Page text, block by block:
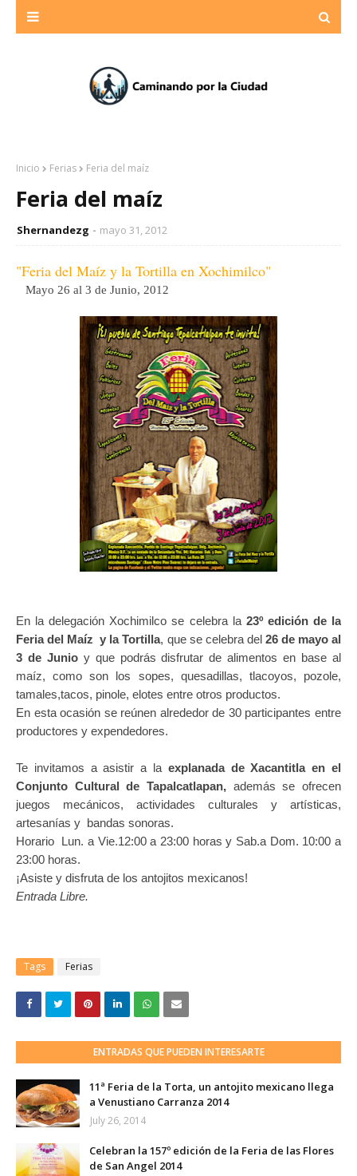
Inicio Ferias Feria del maíz
Feria del maíz
Shernandezg mayo 31, 2012
"Feria del Maíz y la Tortilla en Xochimilco"
Mayo 26 al 3 de Junio, 2012
En la delegación Xochimilco se celebra la23º edición de la
Feria del Maíz y la Tortilla, que se celebra del26 de mayo al
3 de Junioy que podrás disfrutar de alimentos en base al
maíz, como son los sopes, quesadillas, tlacoyos, pozole,
tamales,tacos, pinole, elotes entre otros productos.
En esta ocasión se reúnen alrededor de 30 participantes entre
productores y expendedores.
Te invitamos a asistir a la explanada de Xacantitla en el
Conjunto Cultural de Tapalcatlapan, además se ofrecen
juegos mecánicos, actividades culturales y artísticas,
artesanías y bandas sonoras.
Horario Lun. a Vie.12:00 a 23:00 horas y Sab.a Dom. 10:00 a
23:00 horas.
¡Asiste y disfruta de los antojitos mexicanos!
Entrada Libre.
Tags Ferias
ENTRADAS QUE PUEDEN INTERESARTE
11ª Feria de la Torta, un antojito mexicano llega
a Venustiano Carranza 2014
July 26, 2014
Celebran la 157º edición de la Feria de las Flores
de San Angel 2014